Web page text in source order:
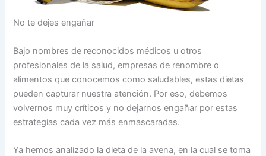
No te dejes engañar
Bajo nombres de reconocidos médicos u otros
profesionales de la salud, empresas de renombre o
alimentos que conocemos como saludables, estas dietas
pueden capturar nuestra atención. Por eso, debemos
volvernos muy críticos y no dejarnos engañar por estas
estrategias cada vez más enmascaradas.
Ya hemos analizado la dieta de la avena, en la cual se toma